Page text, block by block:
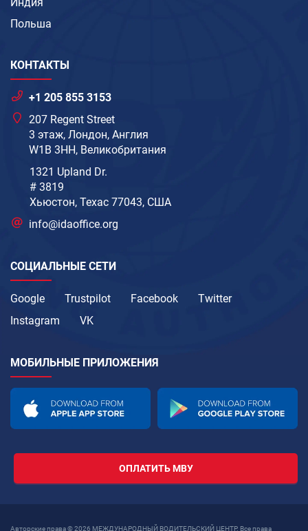
Индия
Польша
КОНТАКТЫ
+1 205 855 3153
207 Regent Street
3 этаж, Лондон, Англия
W1B 3HH, Великобритания
1321 Upland Dr.
# 3819
Хьюстон, Техас 77043, США
info@idaoffice.org
СОЦИАЛЬНЫЕ СЕТИ
Google Trustpilot Facebook
Twitter
Instagram
VK
МОБИЛЬНЫЕ ПРИЛОЖЕНИЯ
ОПЛАТИТЬ МВУ
Авторские права © 2026 МЕЖДУНАРОДНЫЙ ВОДИТЕЛЬСКИЙ ЦЕНТР. Все права